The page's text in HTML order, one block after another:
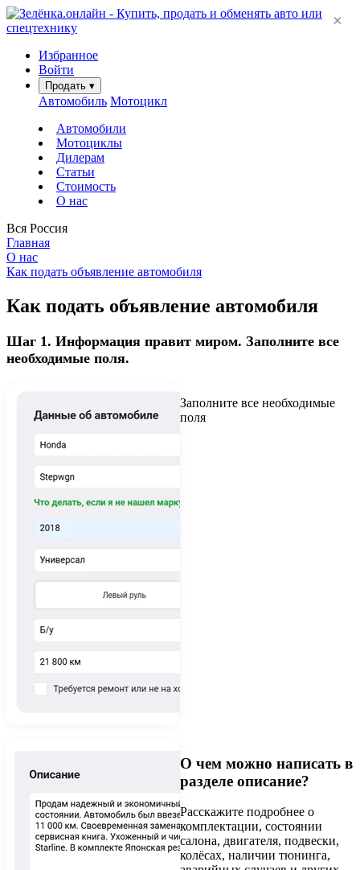
Избранное
Войти
Продать ▾
Автомобиль Мотоцикл
Автомобили
Мотоциклы
Дилерам
Статьи
Стоимость
О нас
Вся Россия
Главная
О нас
Как подать объявление автомобиля
Как подать объявление автомобиля
Шаг 1. Информация правит миром. Заполните все
необходимые поля.
Заполните все необходимые
поля
О чем можно написать в
разделе описание?
Расскажите подробнее о
комплектации, состоянии
салона, двигателя, подвески,
колёсах, наличии тюнинга,
×